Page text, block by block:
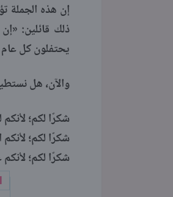
إن هذه الجملة
ذلك قائلين:
يحتفلون كل عام بعيد
والآن، هل
شكرًا لكم؛ لأنكم
شكرًا لكم؛
شكرًا لكم؛